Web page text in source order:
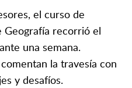
el curso de
Geografía recorrió el
una semana.
la travesía con
y desafíos.